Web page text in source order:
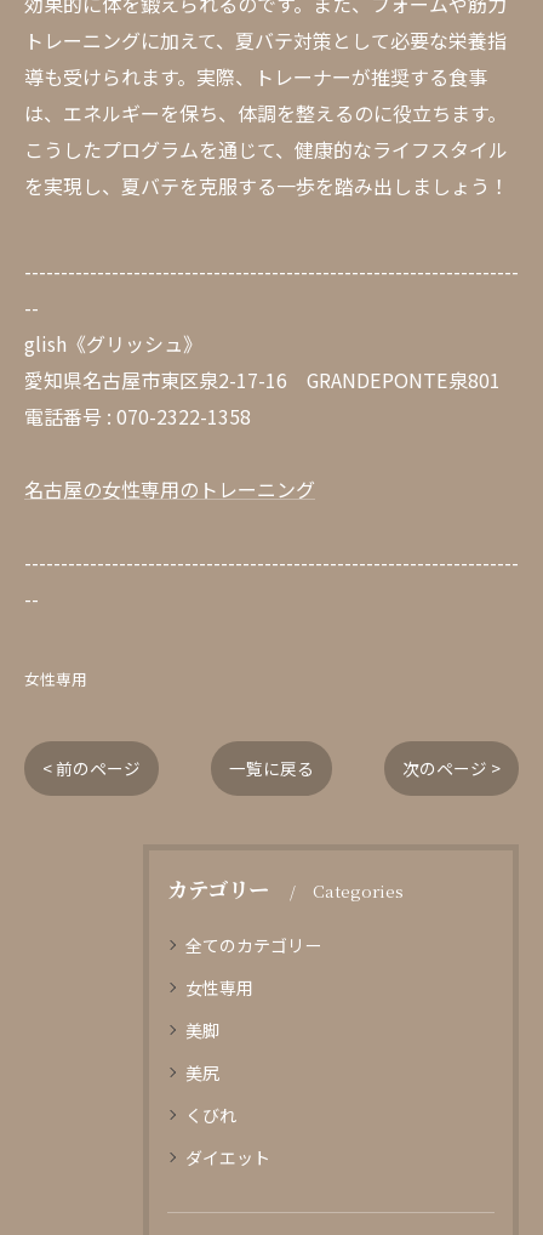
トレーニングに加えて、夏バテ対策として必要な栄養指
導も受けられます。実際、トレーナーが推奨する食事
は、エネルギーを保ち、体調を整えるのに役立ちます。
こうしたプログラムを通じて、健康的なライフスタイル
を実現し、夏バテを克服する一歩を踏み出しましょう！
--------------------------------------------------------------------
--
glish《グリッシュ》
愛知県名古屋市東区泉2-17-16 GRANDEPONTE泉801
電話番号 : 070-2322-1358
名古屋の女性専用のトレーニング
--------------------------------------------------------------------
--
女性専用
< 前のページ 一覧に戻る 次のページ >
カテゴリー Categories
全てのカテゴリー
女性専用
美脚
美尻
くびれ
ダイエット